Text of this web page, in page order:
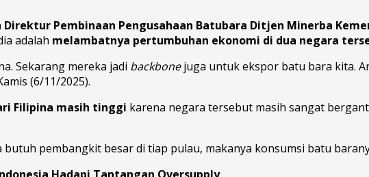
Direktur Pembinaan Pengusahaan Batubara Ditjen Minerba
adalah melambatnya pertumbuhan ekonomi di dua negara
Sekarang mereka jadi backbonejuga untuk ekspor batu bara kita.
(6/11/2025).
Filipina masih tinggi karena negara tersebut masih sangat
butuh pembangkit besar di tiap pulau, makanya konsumsi batu